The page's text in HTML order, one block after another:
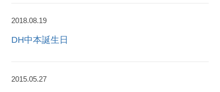
2018.08.19
DH中本誕生日
2015.05.27